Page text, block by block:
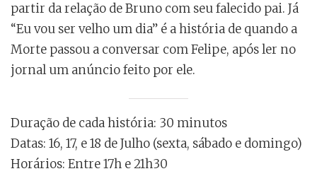
partir da relação de Bruno com seu falecido pai. Já
“Eu vou ser velho um dia” é a história de quando a
Morte passou a conversar com Felipe, após ler no
jornal um anúncio feito por ele.
Duração de cada história: 30 minutos
Datas: 16, 17, e 18 de Julho (sexta, sábado e domingo)
Horários: Entre 17h e 21h30